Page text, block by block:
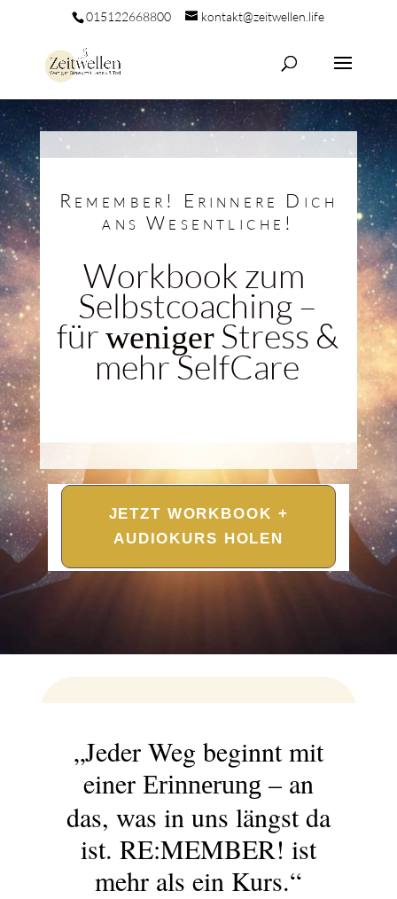
015122668800 kontakt@zeitwellen.life
Remember! Erinnere Dich
ans Wesentliche!
Workbook zum
Selbstcoaching –
fürwenigerStress &
mehr SelfCare
JETZT WORKBOOK +
AUDIOKURS HOLEN
„Jeder Weg beginnt mit
einer Erinnerung – an
das, was in uns längst da
ist. RE:MEMBER! ist
mehr als ein Kurs.“